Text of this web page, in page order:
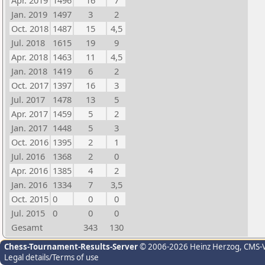
Jan. 2019 1497 3
2
Oct. 2018 1487 15
4,5
Jul. 2018
1615 19
9
Apr. 2018 1463 11
4,5
Jan. 2018 1419 6
2
Oct. 2017 1397 16
3
Jul. 2017
1478 13
5
Apr. 2017 1459 5
2
Jan. 2017 1448 5
3
Oct. 2016 1395 2
1
Jul. 2016
1368 2
0
Apr. 2016 1385 4
2
Jan. 2016 1334 7
3,5
Oct. 2015 0 0
0
Jul. 2015
0 0
0
Gesamt
343 130
Chess-Tournament-Results-Server© 2006-2026 Heinz Herzog,
Legal details/Terms of use